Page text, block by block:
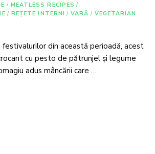
/ MEATLESS RECIPES /
/ REȚETE INTERNI / VARĂ / VEGETARIAN
din această perioadă, acest
cu pesto de pătrunjel și legume
adus mâncării care …